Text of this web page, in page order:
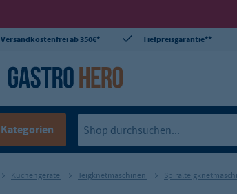
Versandkostenfrei ab 350€* Tiefpreisgarantie**
Kategorien
Küchengeräte Teigknetmaschinen